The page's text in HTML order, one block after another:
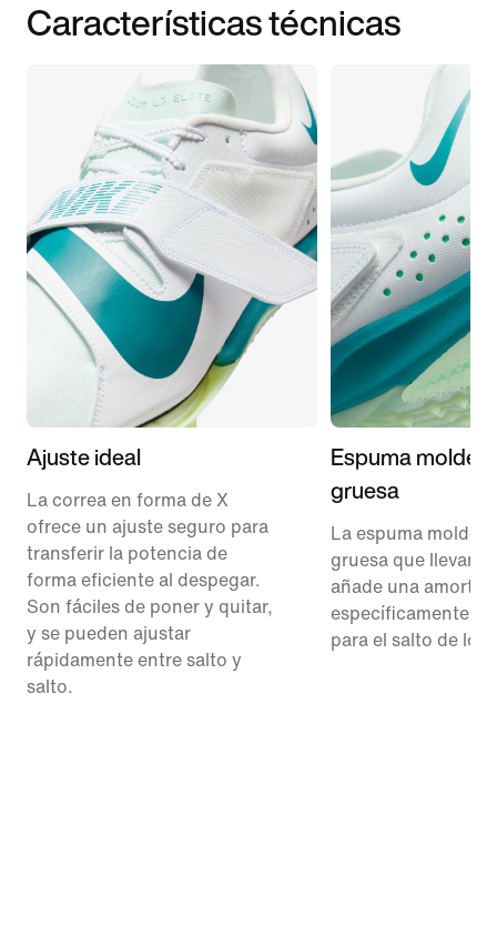
Características técnicas
Ajuste ideal
La correa en forma de X
ofrece un ajuste seguro para
transferir la potencia de
forma eficiente al despegar.
Son fáciles de poner y quitar,
y se pueden ajustar
rápidamente entre salto y
salto.
Espuma
gruesa
La espuma
gruesa que llevan
añade una
específicamente
para el salto de